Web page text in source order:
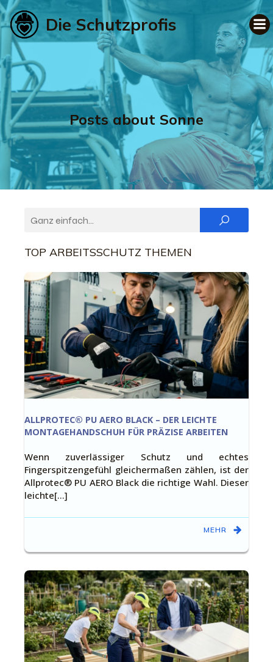
Die Schutzprofis
Posts about Sonne
TOP ARBEITSSCHUTZ THEMEN
ALLPROTEC® PU AERO BLACK – DER LEICHTE
MONTAGEHANDSCHUH FÜR PRÄZISE ARBEITEN
Wenn zuverlässiger Schutz und echtes
Fingerspitzengefühl gleichermaßen zählen, ist der
Allprotec® PU AERO Black die richtige Wahl. Dieser
leichte[…]
MEHR